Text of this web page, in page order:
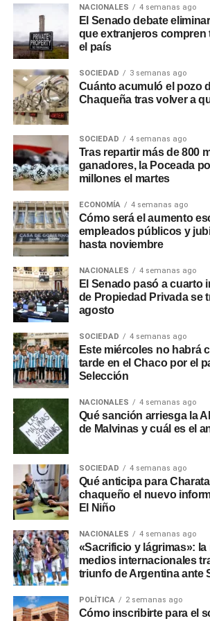
inmediaciones del Congreso, con
organizaciones sociales y fuerzas de
NACIONALES 4 semanas ago
El Senado debate
que extranjeros compren
el país
SOCIEDAD 3 semanas ago
Cuánto acumuló el pozo
Chaqueña tras volver a
SOCIEDAD 4 semanas ago
Tras repartir más de 800
ganadores, la Poceada
millones el martes
ECONOMÍA 4 semanas ago
Cómo será el aumento
empleados públicos y
hasta noviembre
NACIONALES 4 semanas ago
El Senado pasó a cuarto
de Propiedad Privada se
agosto
SOCIEDAD 4 semanas ago
Este miércoles no habrá
tarde en el Chaco por el
Selección
NACIONALES 4 semanas ago
Qué sanción arriesga la
de Malvinas y cuál es el
SOCIEDAD 4 semanas ago
Qué anticipa para
chaqueño el nuevo
El Niño
NACIONALES 4 semanas ago
«Sacrificio y lágrimas»:
medios internacionales
triunfo de Argentina ante
POLÍTICA 2 semanas ago
Cómo inscribirte para el